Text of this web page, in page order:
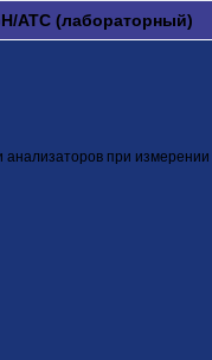
АТС (лабораторный)
при